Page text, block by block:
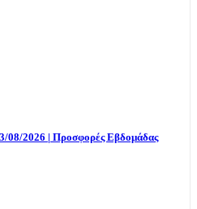
08/2026 | Προσφορές Εβδομάδας